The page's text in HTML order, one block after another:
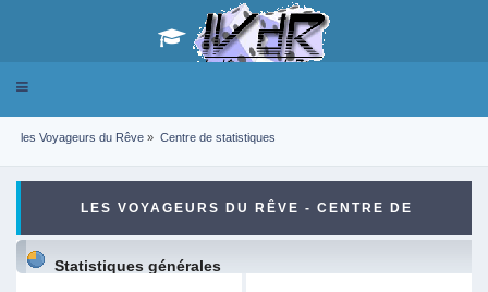
Toggle
les Voyageurs du Rêve » Centre de statistiques
LES VOYAGEURS DU RÊVE - CENTRE DE
STATISTIQUES
Statistiques générales